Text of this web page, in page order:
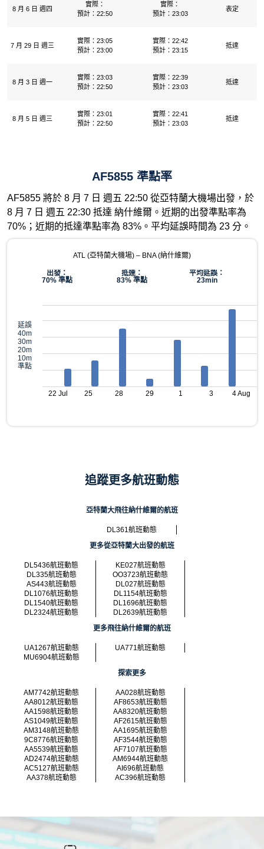
8 月 6 日 週四
實際：
預計：22:50
實際：
預計：23:03
表定
7 月 29 日 週三
實際：23:05
預計：23:00
實際：22:42
預計：23:15
抵達
8 月 3 日 週一
實際：23:03
預計：22:50
實際：22:39
預計：23:03
抵達
8 月 5 日 週三
實際：23:01
預計：22:50
實際：22:41
預計：23:03
抵達
AF5855 準點率
AF5855 將於 8 月 7 日 週五 22:50 從亞特蘭大機場出發，於
8 月 7 日 週五 22:30 抵達 納什維爾。近期的出發準點率為
70%；近期的抵達準點率為 83%。平均延誤時間為 23 分。
ATL (亞特蘭大機場) – BNA (納什維爾)
出發：
70% 準點
抵達：
83% 準點
平均延誤：
23min
延誤
40m
30m
20m
10m
準點
22 Jul 25 28 29 1 3 4 Aug
追蹤更多航班動態
亞特蘭大飛往納什維爾的航班
DL361航班動態
更多從亞特蘭大出發的航班
DL5436航班動態
KE027航班動態
DL335航班動態
OO3723航班動態
AS443航班動態
DL027航班動態
DL1076航班動態
DL1154航班動態
DL1540航班動態
DL1696航班動態
DL2324航班動態
DL2639航班動態
更多飛往納什維爾的航班
UA1267航班動態
UA771航班動態
MU6904航班動態
探索更多
AM7742航班動態
AA028航班動態
AA8012航班動態
AF8653航班動態
AA1598航班動態
AA8320航班動態
AS1049航班動態
AF2615航班動態
AM3148航班動態
AA1695航班動態
9C8776航班動態
AF3544航班動態
AA5539航班動態
AF7107航班動態
AD2474航班動態
AM6944航班動態
AC5127航班動態
AI696航班動態
AA378航班動態
AC396航班動態